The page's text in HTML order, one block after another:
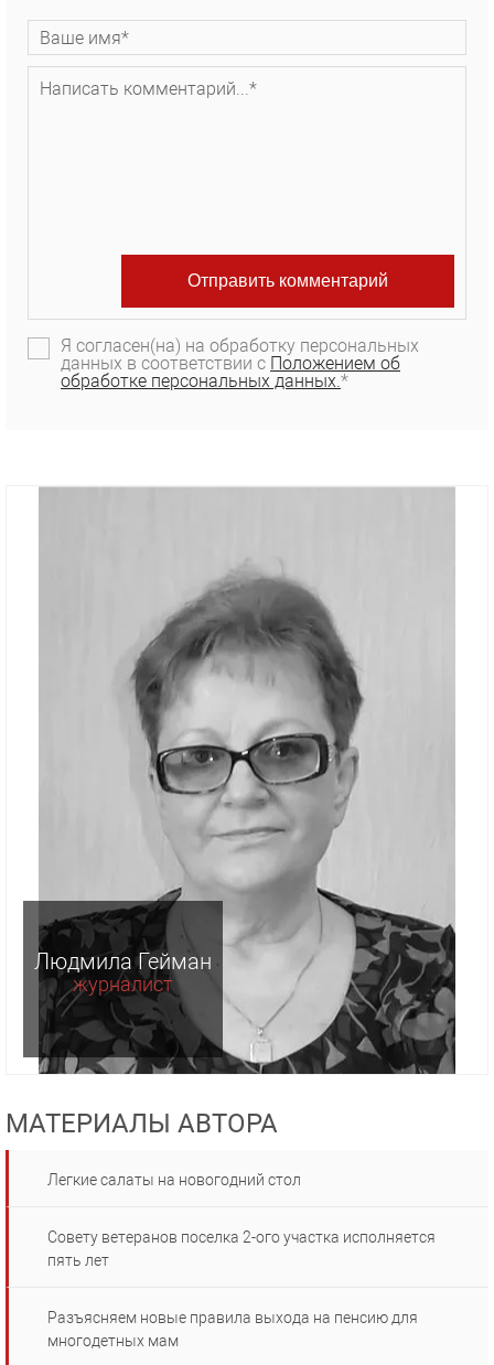
Я согласен(на) на обработку персональных
данных в соответствии с Положением об
обработке персональных данных.*
Людмила Гейман
журналист
МАТЕРИАЛЫ АВТОРА
Легкие салаты на новогодний стол
Совету ветеранов поселка 2-ого участка исполняется
пять лет
Разъясняем новые правила выхода на пенсию для
многодетных мам